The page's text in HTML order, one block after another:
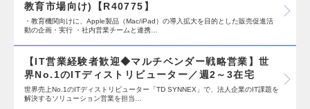
教育市場向け)【R40775】
・教育機関向けに、Apple製品（Mac/iPad）の導入拡大を目的とした販売促進活
動の企画・実行 ・社内営業チームと連携…
【IT営業経験者歓迎◆マルチベンダー戦略営業】世
界No.1のITディストリビューター／週2～3在宅
世界売上No.1のITディストリビューター「TD SYNNEX」で、法人企業のIT課題を
解決するソリューション営業を担当…